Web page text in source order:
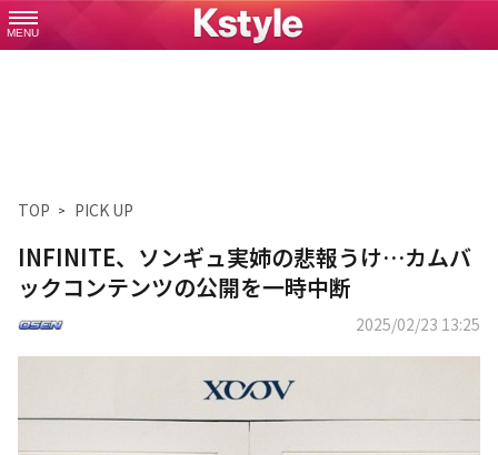
MENU
TOP PICK UP
INFINITE、ソンギュ実姉の悲報うけ…カムバ
ックコンテンツの公開を一時中断
2025/02/23 13:25